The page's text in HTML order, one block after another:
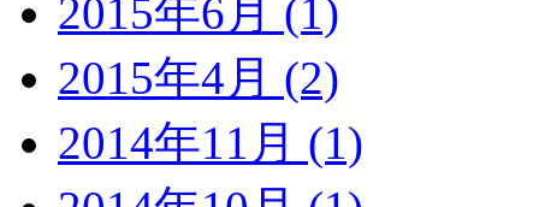
2015年6月 (1)
2015年4月 (2)
2014年11月 (1)